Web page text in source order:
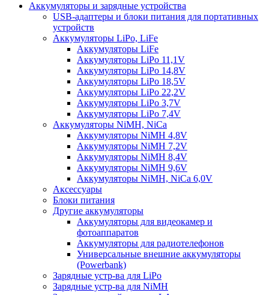
Аккумуляторы и зарядные устройства
USB-адаптеры и блоки питания для портативных
устройств
Аккумуляторы LiPo, LiFe
Аккумуляторы LiFe
Аккумуляторы LiPo 11,1V
Аккумуляторы LiPo 14,8V
Аккумуляторы LiPo 18,5V
Аккумуляторы LiPo 22,2V
Аккумуляторы LiPo 3,7V
Аккумуляторы LiPo 7,4V
Аккумуляторы NiMH, NiCa
Аккумуляторы NiMH 4,8V
Аккумуляторы NiMH 7,2V
Аккумуляторы NiMH 8,4V
Аккумуляторы NiMH 9,6V
Аккумуляторы NiMH, NiCa 6,0V
Аксессуары
Блоки питания
Другие аккумуляторы
Аккумуляторы для видеокамер и
фотоаппаратов
Аккумуляторы для радиотелефонов
Универсальные внешние аккумуляторы
(Powerbank)
Зарядные устр-ва для LiPo
Зарядные устр-ва для NiMH